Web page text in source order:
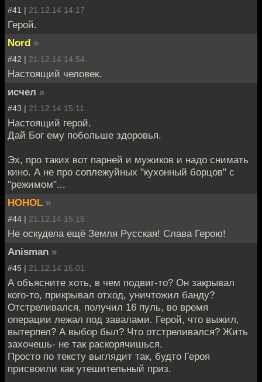
#41 | 21.12.14 14:17
Герой.
Nord »
#42 | 21.12.14 14:54
Настоящий человек.
исчел »
#43 | 21.12.14 15:11
Настоящий герой.
Дай Бог ему побольше здоровья.
Эх, про таких вот парней и мужиков и надо снимать
кино. А не про соплежуйных "кухонный борцов" с
"режимом"...
HOHOL »
#44 | 21.12.14 15:15
Не оскудела ещё Земля Русская! Слава Герою!
Anisman »
#45 | 21.12.14 16:01
А объясните хоть, в чем подвиг-то? Он закрывал
кого-то, прикрывал отход, уничтожил банду?
Отстреливался, получил 16 пуль, во время
операции лежал под завалами. Герой, что выжил,
вытерпел? А выбор был? Что отстреливался? Жить
захочешь- не так раскорячишься.
Просто по тексту выглядит так, будто Героя
присвоили как утешительный приз.